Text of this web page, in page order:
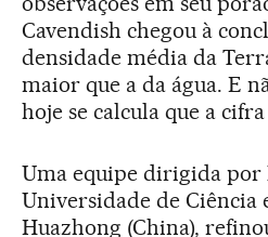
Cavendish chegou à
densidade média da
maior que a da água. E
hoje se calcula que a
Uma equipe dirigida por
Universidade de Ciência
Huazhong (China),